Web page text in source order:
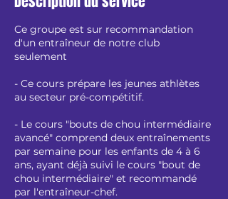
Ce groupe est sur recommandation
d'un entraîneur de notre club
seulement
- Ce cours prépare les jeunes athlètes
au secteur pré-compétitif.
- Le cours "bouts de chou intermédiaire
avancé" comprend deux entraînements
par semaine pour les enfants de 4 à 6
ans, ayant déjà suivi le cours "bout de
chou intermédiaire" et recommandé
par l'entraîneur-chef.